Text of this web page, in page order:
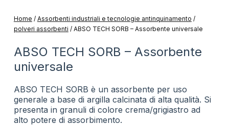
Home / Assorbenti industriali e tecnologie antinquinamento /
polveri assorbenti / ABSO TECH SORB – Assorbente universale
ABSO TECH SORB – Assorbente
universale
ABSO TECH SORB è un assorbente per uso
generale a base di argilla calcinata di alta qualità. Si
presenta in granuli di colore crema/grigiastro ad
alto potere di assorbimento.